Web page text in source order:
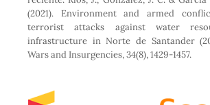
(2021). Environment and armed
terrorist attacks against water
infrastructure in Norte de Santander
Wars and Insurgencies, 34(8), 1429-1457.